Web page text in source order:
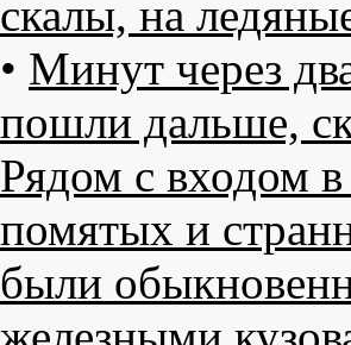
скалы, на
• Минут через
пошли дальше,
Рядом с входом
помятых и
были